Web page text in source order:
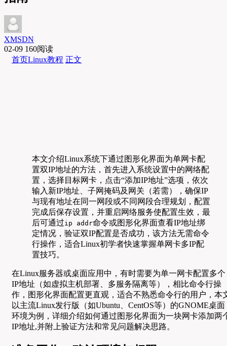
XMSDN
02-09 160阅读
首页Linux教程 正文
本文介绍Linux系统下通过图形化界面为单网卡配
置双IP地址的方法，首先进入系统设置中的网络配
置，选择目标网卡，点击“添加IP地址”选项，依次
输入新IP地址、子网掩码及网关（若需），确保IP
与现有地址在同一网段或不同网段合理规划，配置
完成后保存设置，并重启网络服务使配置生效，最
后可通过ip addr命令或图形化界面查看IP地址绑
定情况，验证双IP配置是否成功，该方法无需命令
行操作，适合Linux初学者快速掌握单网卡多IP配
置技巧。
在Linux服务器或桌面应用中，有时需要为单一网卡配置多个
IP地址（如虚拟主机部署、多服务隔离等），相比命令行操
作，图形化界面配置更直观，适合不熟悉命令行的用户，本
以主流Linux发行版（如Ubuntu、CentOS等）的GNOME桌面
环境为例，详细介绍如何通过图形化界面为一块网卡添加两
IP地址,并附上验证方法和常见问题解决思路。